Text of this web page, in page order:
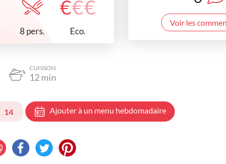
8 pers.
€€€
Eco.
Voir les
CUISSON
12min
14 Ajouter à un menu hebdomadaire